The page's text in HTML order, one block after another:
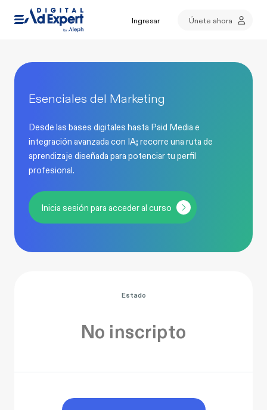
Ingresar Únete ahora
Esenciales del Marketing
Desde las bases digitales hasta Paid Media e
integración avanzada con IA; recorre una ruta de
aprendizaje diseñada para potenciar tu perfil
profesional.
Inicia sesión para acceder al curso
Estado
No inscripto